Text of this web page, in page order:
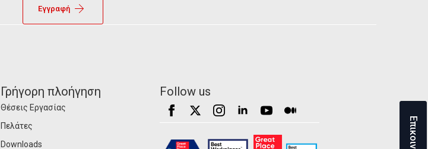
Εγγραφή
Γρήγορη πλοήγηση
Θέσεις Εργασίας
Πελάτες
Downloads
Follow us